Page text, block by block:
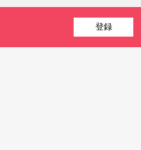
登録